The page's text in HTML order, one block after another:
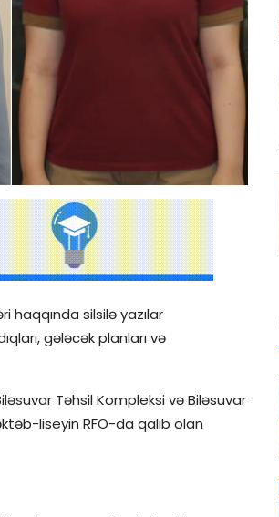
haqqında silsilə yazılar
gələcək planları və
Təhsil Kompleksi və Biləsuvar
liseyin RFO-da qalib olan